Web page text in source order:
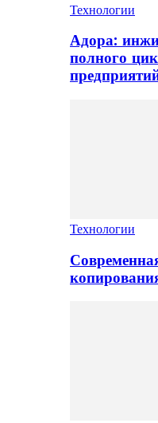
Технологии
Адора:
полного
Технологии